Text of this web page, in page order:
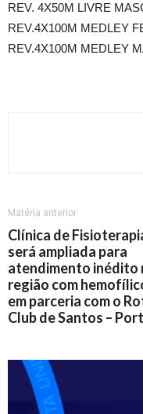
REV. 4X50M LIVRE
REV.4X100M MEDLEY
REV.4X100M MEDLEY
Matéria anterior
Clínica de
será ampliada para
atendimento inédito
região com
em parceria com o
Club de Santos –